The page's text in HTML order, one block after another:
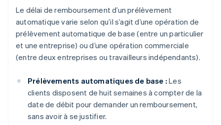
Le délai de remboursement d’un prélèvement
automatique varie selon qu’il s’agit d’une opération de
prélèvement automatique de base (entre un particulier
et une entreprise) ou d’une opération commerciale
(entre deux entreprises ou travailleurs indépendants).
Prélèvements automatiques de base : Les
clients disposent de huit semaines à compter de la
date de débit pour demander un remboursement,
sans avoir à se justifier.